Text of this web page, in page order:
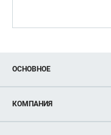
ОСНОВНОЕ
Новости
Магазины
КОМПАНИЯ